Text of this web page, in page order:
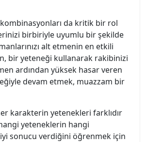
kombinasyonları da kritik bir rol
birbiriyle uyumlu bir şekilde
alt etmenin en etkili
bir yeteneği kullanarak rakibinizi
ardından yüksek hasar veren
devam etmek, muazzam bir
karakterin yetenekleri farklıdır
yeteneklerin hangi
sonucu verdiğini öğrenmek için